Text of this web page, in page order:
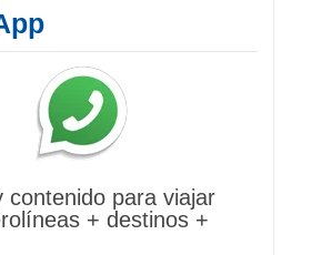
contenido para viajar
+ destinos +